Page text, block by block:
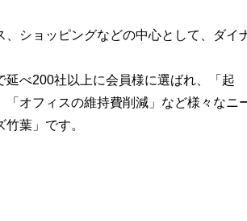
ショッピングなどの中心として、ダイ
べ200社以上に会員様に選ばれ、「起
オフィスの維持費削減」など様々なニ
葉」です。